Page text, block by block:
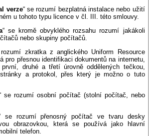
verze“ se rozumí bezplatná instalace nebo užití
u tohoto typu licence v čl. III. této smlouvy.
“ se kromě obvyklého rozsahu rozumí jakákoli
nebo skupiny počítačů.
zkratka z anglického Uniform Resource
pro přesnou identifikaci dokumentů na internetu,
druhé a třetí úrovně oddělených tečkou,
a protokol, přes který je možno o tuto
se rozumí osobní počítač (stolní počítač, nebo
se rozumí přenosný počítač ve tvaru desky
obrazovkou, která se používá jako hlavní
telefon.